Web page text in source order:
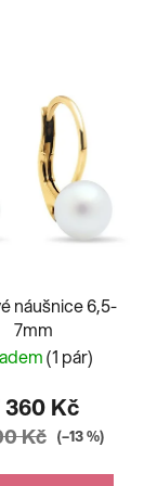
náušnice 6,5-
7mm
(1 pár)
360 Kč
Kč (–13 %)